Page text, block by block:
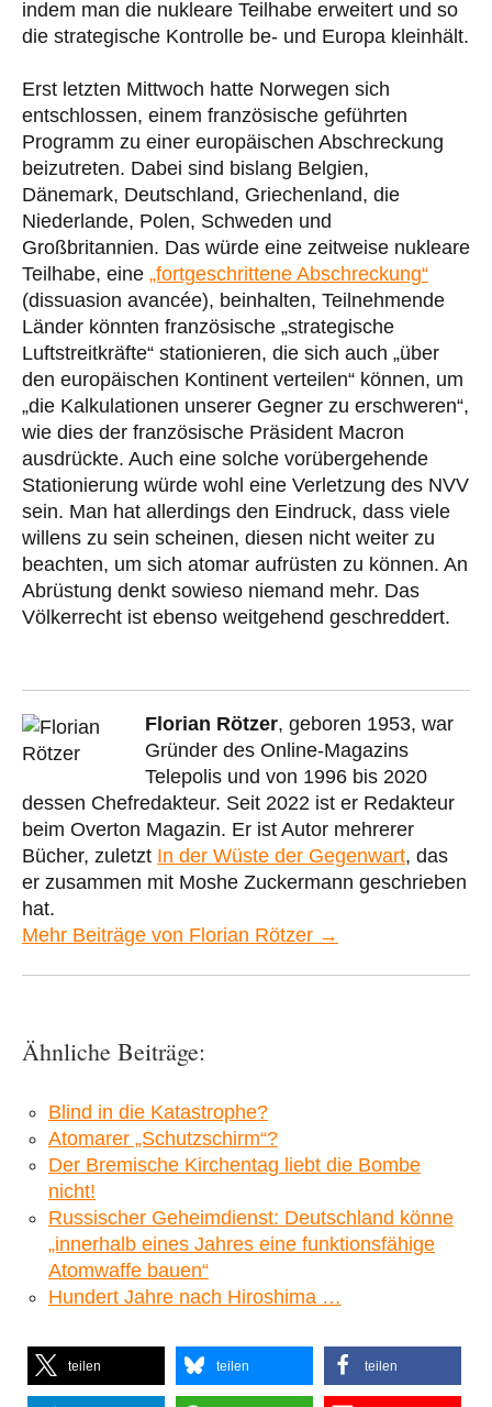
indem man die nukleare Teilhabe erweitert und so
die strategische Kontrolle be- und Europa kleinhält.
Erst letzten Mittwoch hatte Norwegen sich
entschlossen, einem französische geführten
Programm zu einer europäischen Abschreckung
beizutreten. Dabei sind bislang Belgien,
Dänemark, Deutschland, Griechenland, die
Niederlande, Polen, Schweden und
Großbritannien. Das würde eine zeitweise nukleare
Teilhabe, eine „fortgeschrittene Abschreckung“
(dissuasion avancée), beinhalten, Teilnehmende
Länder könnten französische „strategische
Luftstreitkräfte“ stationieren, die sich auch „über
den europäischen Kontinent verteilen“ können, um
„die Kalkulationen unserer Gegner zu erschweren“,
wie dies der französische Präsident Macron
ausdrückte. Auch eine solche vorübergehende
Stationierung würde wohl eine Verletzung des NVV
sein. Man hat allerdings den Eindruck, dass viele
willens zu sein scheinen, diesen nicht weiter zu
beachten, um sich atomar aufrüsten zu können. An
Abrüstung denkt sowieso niemand mehr. Das
Völkerrecht ist ebenso weitgehend geschreddert.
Florian Rötzer, geboren 1953, war
Gründer des Online-Magazins
Telepolis und von 1996 bis 2020
dessen Chefredakteur. Seit 2022 ist er Redakteur
beim Overton Magazin. Er ist Autor mehrerer
Bücher, zuletzt In der Wüste der Gegenwart, das
er zusammen mit Moshe Zuckermann geschrieben
hat.
Mehr Beiträge von Florian Rötzer →
Ähnliche Beiträge:
Blind in die Katastrophe?
Atomarer „Schutzschirm“?
Der Bremische Kirchentag liebt die Bombe
nicht!
Russischer Geheimdienst: Deutschland könne
„innerhalb eines Jahres eine funktionsfähige
Atomwaffe bauen“
Hundert Jahre nach Hiroshima …
teilen teilen teilen